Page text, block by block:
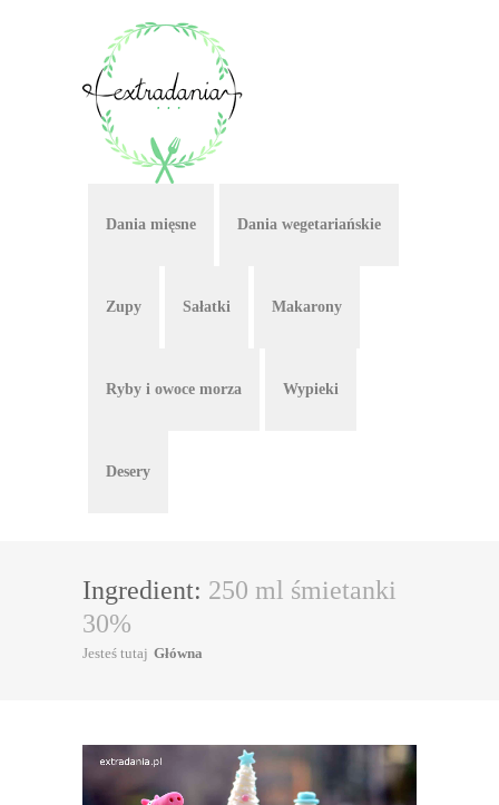
Dania mięsne Dania wegetariańskie
Zupy Sałatki Makarony
Ryby i owoce morza Wypieki
Desery
Ingredient: 250 ml śmietanki
30%
Jesteś tutaj Główna